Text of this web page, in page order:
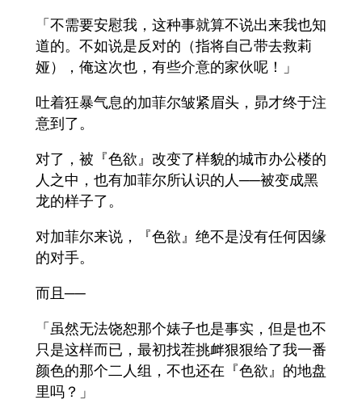
「不需要安慰我，这种事就算不说出来我也知
道的。不如说是反对的（指将自己带去救莉
娅），俺这次也，有些介意的家伙呢！」
吐着狂暴气息的加菲尔皱紧眉头，昴才终于注
意到了。
对了，被『色欲』改变了样貌的城市办公楼的
人之中，也有加菲尔所认识的人──被变成黑
龙的样子了。
对加菲尔来说，『色欲』绝不是没有任何因缘
的对手。
而且──
「虽然无法饶恕那个婊子也是事实，但是也不
只是这样而已，最初找茬挑衅狠狠给了我一番
颜色的那个二人组，不也还在『色欲』的地盘
里吗？」